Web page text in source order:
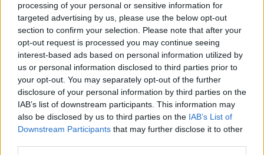
processing of your personal or sensitive information for
targeted advertising by us, please use the below opt-out
section to confirm your selection. Please note that after your
opt-out request is processed you may continue seeing
interest-based ads based on personal information utilized by
us or personal information disclosed to third parties prior to
your opt-out. You may separately opt-out of the further
disclosure of your personal information by third parties on the
IAB’s list of downstream participants. This information may
also be disclosed by us to third parties on the IAB’s List of
Downstream Participants that may further disclose it to other